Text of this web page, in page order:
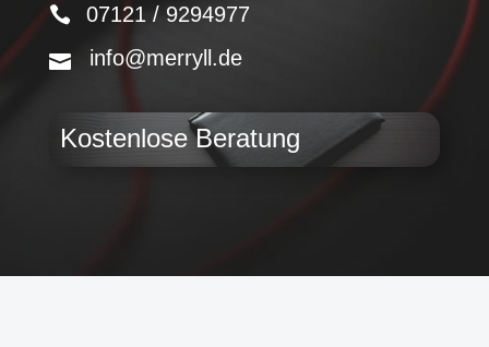
07121 / 9294977
info@merryll.de
Kostenlose Beratung